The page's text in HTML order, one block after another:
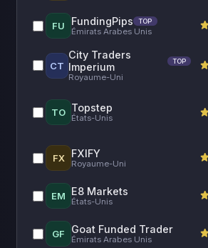
FU FundingPips TOP
Émirats Arabes Unis
CT
City Traders
Imperium
TOP
Royaume-Uni
TO Topstep
États-Unis
FX FXIFY
Royaume-Uni
EM E8 Markets
États-Unis
GF Goat Funded Trader
Émirats Arabes Unis